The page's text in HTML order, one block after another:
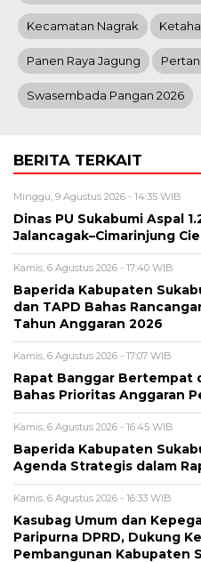
Kecamatan Nagrak
Panen Raya Jagung
Swasembada Pangan 2026
BERITA TERKAIT
Minggu, 9 Agustus 2026 - 14:35 WIB
Dinas PU Sukabumi Aspal
Jalancagak–Cimarinjung
Kamis, 6 Agustus 2026 - 17:40 WIB
Baperida Kabupaten
dan TAPD Bahas
Tahun Anggaran 2026
Kamis, 6 Agustus 2026 - 17:07 WIB
Rapat Banggar Bertempat
Bahas Prioritas Anggaran
Kamis, 6 Agustus 2026 - 16:45 WIB
Baperida Kabupaten
Agenda Strategis dalam
Kamis, 6 Agustus 2026 - 16:33 WIB
Kasubag Umum dan
Paripurna DPRD, Dukung
Pembangunan Kabupaten